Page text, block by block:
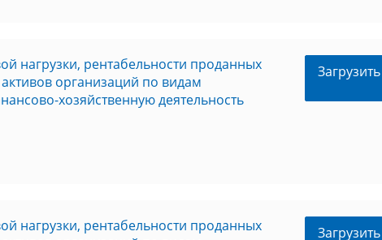
нагрузки, рентабельности проданных
организаций по видам
хозяйственную деятельность
Загрузить
нагрузки, рентабельности проданных
Загрузить